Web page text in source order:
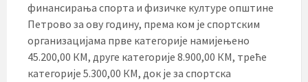
финансирања спорта и физичке културе општине
Петрово за ову годину, према ком је спортским
организацијама прве категорије намијењено
45.200,00 КМ, друге категорије 8.900,00 КМ, треће
категорије 5.300,00 КМ, док је за спортска